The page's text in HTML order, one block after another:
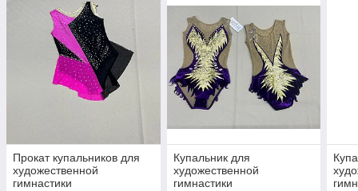
Прокат купальников для
художественной
гимнастики
Купальник для
художественной
гимнастики